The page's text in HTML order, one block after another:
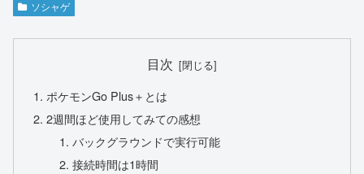
ソシャゲ
目次
ポケモンGo Plus＋とは
2週間ほど使用してみての感想
バックグラウンドで実行可能
接続時間は1時間